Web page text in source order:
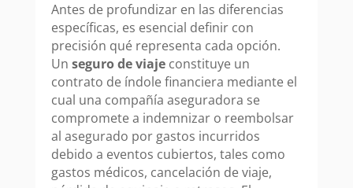
Antes de profundizar en las diferencias
específicas, es esencial definir con
precisión qué representa cada opción.
Un seguro de viajeconstituye un
contrato de índole financiera mediante el
cual una compañía aseguradora se
compromete a indemnizar o reembolsar
al asegurado por gastos incurridos
debido a eventos cubiertos, tales como
gastos médicos, cancelación de viaje,